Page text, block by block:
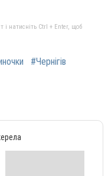
і натисніть Ctrl + Enter, щоб
#Чернігів